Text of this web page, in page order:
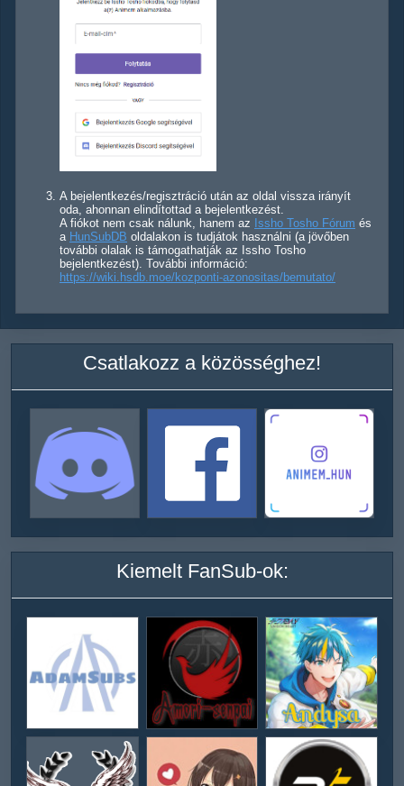
A bejelentkezés/regisztráció után az oldal vissza irányít
oda, ahonnan elindítottad a bejelentkezést.
A fiókot nem csak nálunk, hanem az Issho Tosho Fórum és
a HunSubDB oldalakon is tudjátok használni (a jövőben
további olalak is támogathatják az Issho Tosho
bejelentkezést). További információ:
https://wiki.hsdb.moe/kozponti-azonositas/bemutato/
Csatlakozz a közösséghez!
Kiemelt FanSub-ok: